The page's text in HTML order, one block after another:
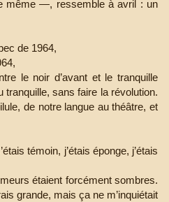
même —, ressemble à avril : un
de 1964,
le noir d’avant et le tranquille
tranquille, sans faire la révolution.
de notre langue au théâtre, et
témoin, j’étais éponge, j’étais
étaient forcément sombres.
grande, mais ça ne m’inquiétait